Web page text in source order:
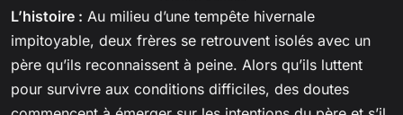
L’histoire : Au milieu d’une tempête hivernale
impitoyable, deux frères se retrouvent isolés avec un
père qu’ils reconnaissent à peine. Alors qu’ils luttent
pour survivre aux conditions difficiles, des doutes